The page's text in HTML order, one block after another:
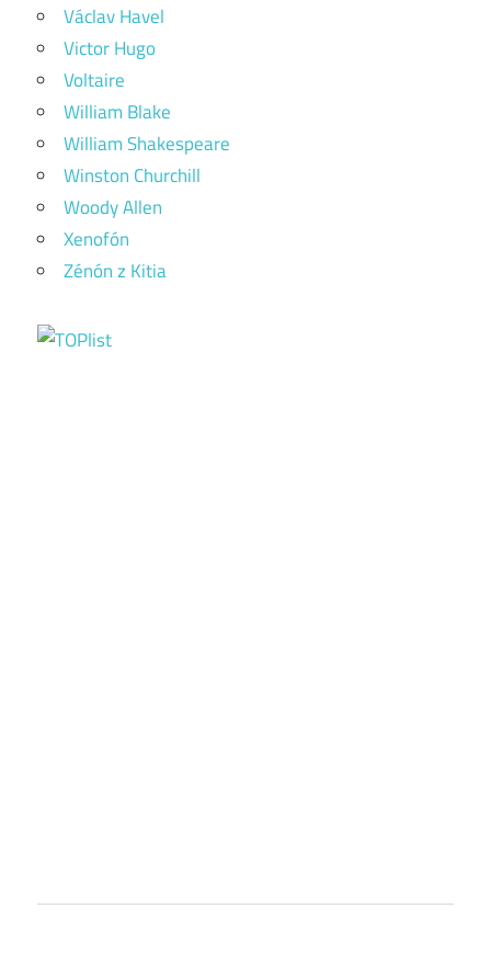
Václav Havel
Victor Hugo
Voltaire
William Blake
William Shakespeare
Winston Churchill
Woody Allen
Xenofón
Zénón z Kitia